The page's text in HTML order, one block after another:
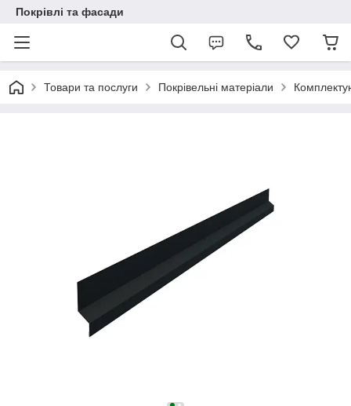
Покрівлі та фасади
Товари та послуги Покрівельні матеріали